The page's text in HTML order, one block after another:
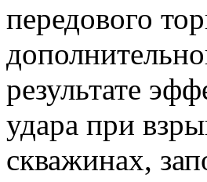
передового
результате
удара при
скважинах,